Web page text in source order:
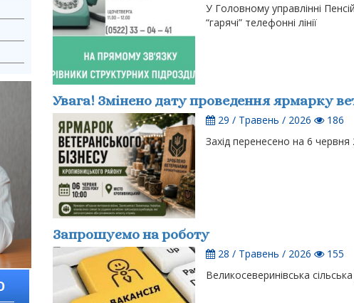
У Головному управлінні
“гарячі” телефонні лінії
Увага! Змінено дату проведення ярмарку
29 / Травень / 2026
186
Захід перенесено на 6 червня
Запрошуємо на роботу
28 / Травень / 2026
155
Великосеверинівська